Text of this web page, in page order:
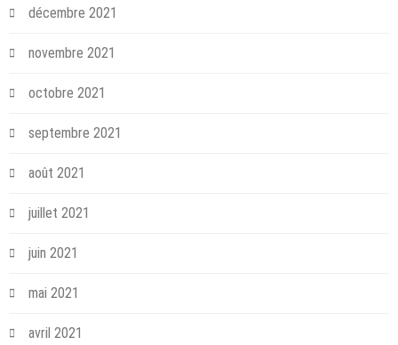
décembre 2021
novembre 2021
octobre 2021
septembre 2021
août 2021
juillet 2021
juin 2021
mai 2021
avril 2021